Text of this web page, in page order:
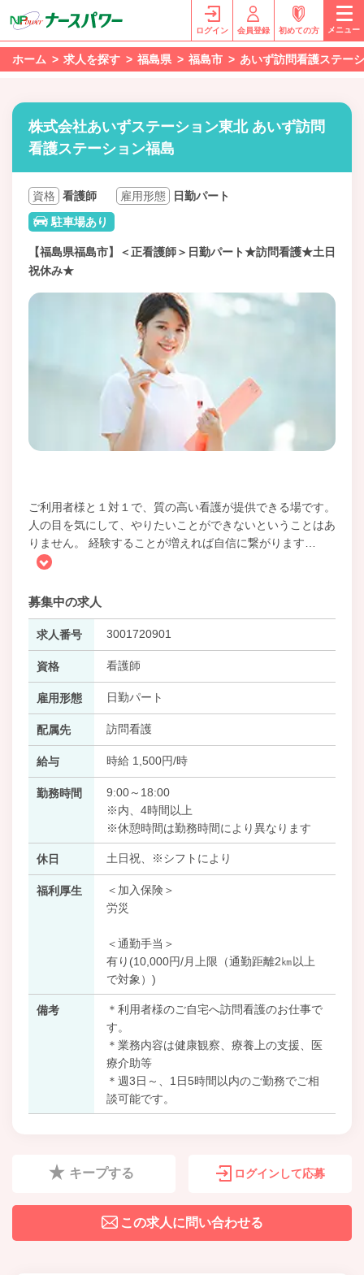
ログイン 会員登録 初めての方 メニュー
ホーム 求人を探す 福島県 福島市 あいず訪問看護ステー
株式会社あいずステーション東北 あいず訪問
看護ステーション福島
資格 看護師 雇用形態
日勤パート
駐車場あり
【福島県福島市】＜正看護師＞日勤パート★訪問看護★土日
祝休み★
ご利用者様と１対１で、質の高い看護が提供できる場です。
人の目を気にして、やりたいことができないということはあ
りません。 経験することが増えれば自信に繋がります
募集中の求人
求人番号 3001720901
資格 看護師
雇用形態 日勤パート
配属先 訪問看護
給与 時給 1,500円/時
勤務時間
9:00～18:00
※内、4時間以上
※休憩時間は勤務時間により異なります
休日 土日祝、※シフトにより
福利厚生
＜加入保険＞
労災
＜通勤手当＞
有り(10,000円/月上限（通勤距離2㎞以上
で対象）)
備考
＊利用者様のご自宅へ訪問看護のお仕事で
す。
＊業務内容は健康観察、療養上の支援、医
療介助等
＊週3日～、1日5時間以内のご勤務でご相
談可能です。
キープする ログインして応募
この求人に問い合わせる